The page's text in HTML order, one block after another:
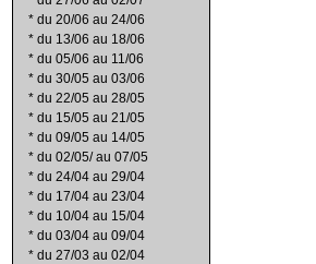
* du 20/06 au 24/06
* du 13/06 au 18/06
* du 05/06 au 11/06
* du 30/05 au 03/06
* du 22/05 au 28/05
* du 15/05 au 21/05
* du 09/05 au 14/05
* du 02/05/ au 07/05
* du 24/04 au 29/04
* du 17/04 au 23/04
* du 10/04 au 15/04
* du 03/04 au 09/04
* du 27/03 au 02/04